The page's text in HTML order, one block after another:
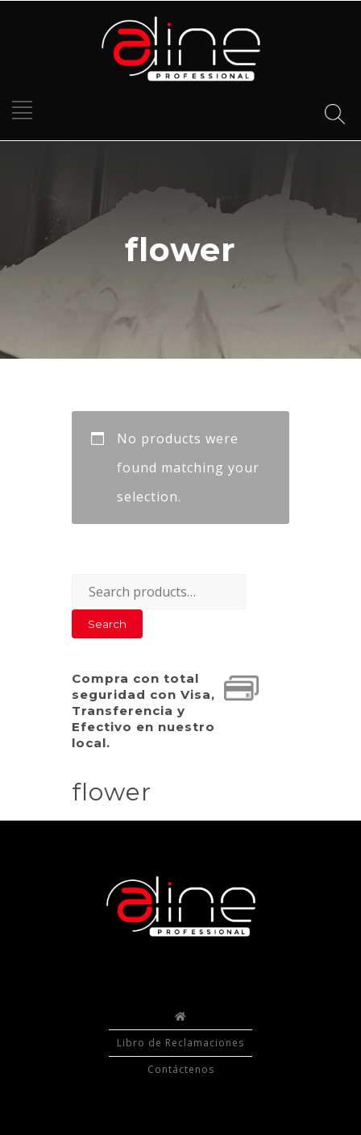
flower
flower
No products were
found matching your
selection.
Search
for:
Search
Compra con total
seguridad con Visa,
Transferencia y
Efectivo en nuestro
local.
Libro de Reclamaciones
Contáctenos